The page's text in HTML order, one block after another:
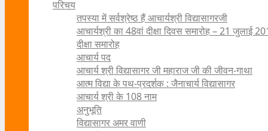
परिचय
तपस्या में सर्वश्रेष्ठ हैं आचार्यश्री विद्यासागरजी
आचार्यश्री का 48वां दीक्षा दिवस समारोह – 21 जुलाई
दीक्षा समारोह
आचार्य पद
आचार्य श्री विद्यासागर जी महाराज जी की जीवन-गाथा
आत्म विद्या के पथ-प्रदर्शक : जैनाचार्य विद्यासागर
आचार्य श्री के 108 नाम
अनुभूति
विद्यासागर अमर वाणी